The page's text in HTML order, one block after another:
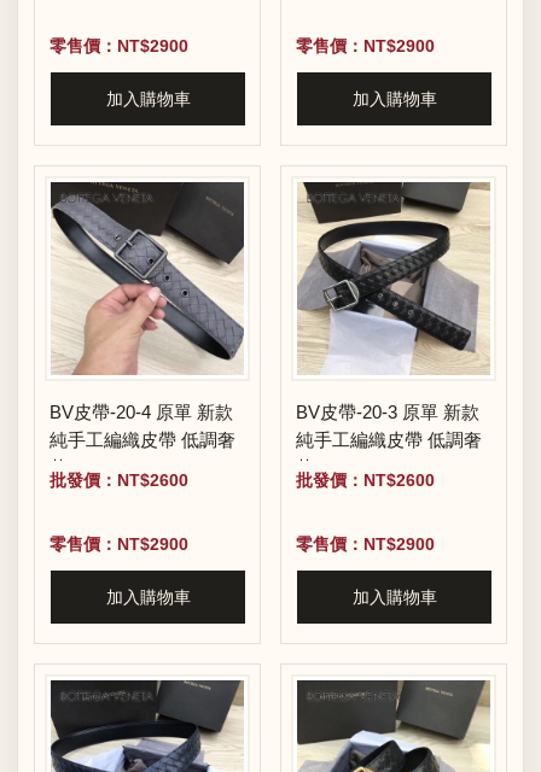
零售價：NT$2900
加入購物車
零售價：NT$2900
加入購物車
BV皮帶-20-4 原單 新款
純手工編織皮帶 低調奢
華
批發價：NT$2600
零售價：NT$2900
加入購物車
BV皮帶-20-3 原單 新款
純手工編織皮帶 低調奢
華
批發價：NT$2600
零售價：NT$2900
加入購物車